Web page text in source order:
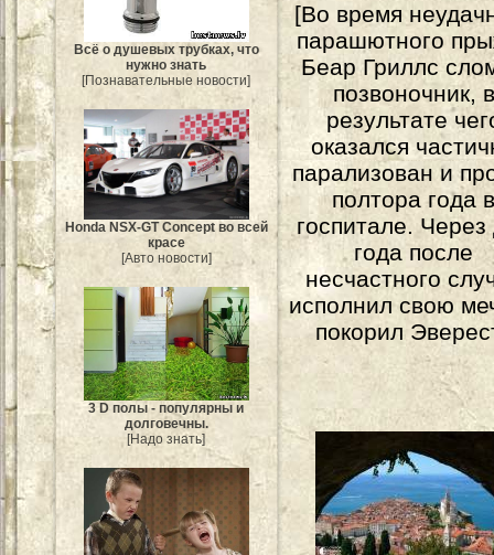
Всё о душевых трубках, что
нужно знать
[Познавательные новости]
Honda NSX-GT Concept во всей
красе
[Авто новости]
3 D полы - популярны и
долговечны.
[Надо знать]
[Во время
парашютного
Беар Гриллс
позвоночник, в
результате
оказался
парализован и
полтора года
госпитале. Через
года после
несчастного
исполнил свою
покорил